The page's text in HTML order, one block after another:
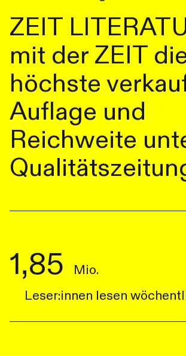
ZEIT
mit der ZEIT
höchste
Auflage und
Reichweite
1,85
Mio.
Leser:innen lesen